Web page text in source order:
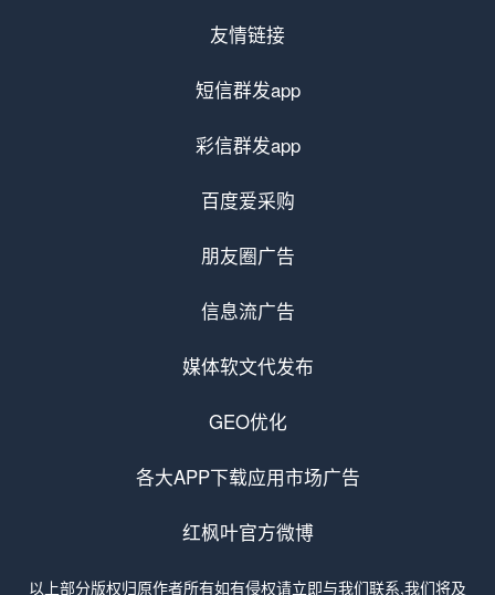
友情链接
短信群发app
彩信群发app
百度爱采购
朋友圈广告
信息流广告
媒体软文代发布
GEO优化
各大APP下载应用市场广告
红枫叶官方微博
以上部分版权归原作者所有如有侵权请立即与我们联系,我们将及